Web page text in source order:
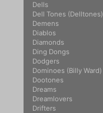
Dells
Dell Tones (Delltones)
Demens
Diablos
Diamonds
Ding Dongs
Dodgers
Dominoes (Billy Ward)
Dootones
Dreams
Dreamlovers
Drifters